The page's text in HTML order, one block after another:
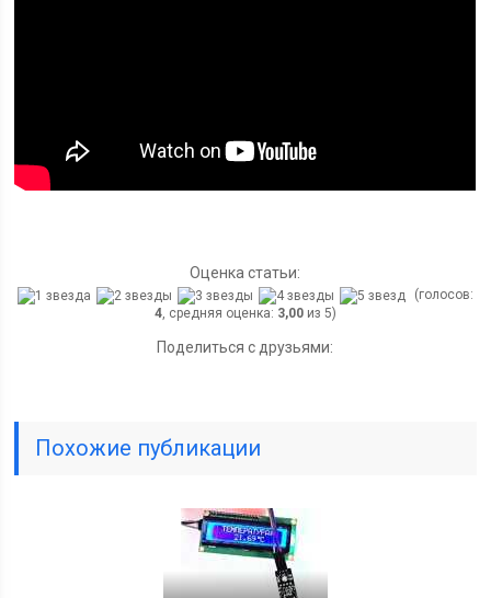
Оценка статьи:
(голосов:
4, средняя оценка: 3,00из 5)
Поделиться с друзьями:
Похожие публикации